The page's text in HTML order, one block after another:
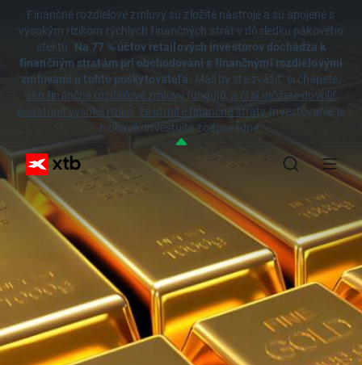
Finančné rozdielové zmluvy sú zložité nástroje a sú spojené s
vysokým rizikom rýchlych finančných strát v dôsledku pákového
efektu. Na 77 % účtov retailových investorov dochádza k
finančným stratám pri obchodovaní s finančnými rozdielovými
zmluvami u tohto poskytovateľa. Mali by ste zvážiť, či chápete,
ako finančné rozdielové zmluvy fungujú, a či si môžete dovoliť
podstúpiť vysoké riziko, že utrpíte finančné straty.Investovanie je
rizikové. Investujte zodpovedne.